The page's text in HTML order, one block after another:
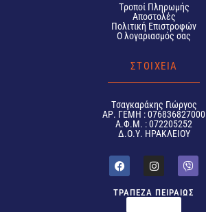
Tροποί Πληρωμής
Αποστολές
Πολιτική Επιστροφών
Ο λογαριασμός σας
ΣΤΟΙΧΕΙΑ
Tσαγκαράκης Γιώργος
ΑΡ. ΓΕΜΗ : 076836827000
Α.Φ.Μ. : 072205252
Δ.Ο.Υ. ΗΡΑΚΛΕΙΟΥ
ΤΡΑΠΕΖΑ ΠΕΙΡΑΙΩΣ